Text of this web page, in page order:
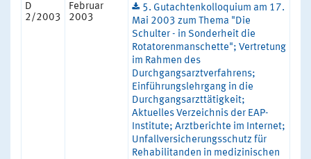
D
2/2003
Februar
2003
5. Gutachtenkolloquium am 17.
Mai 2003 zum Thema "Die
Schulter - in Sonderheit die
Rotatorenmanschette"; Vertretung
im Rahmen des
Durchgangsarztverfahrens;
Einführungslehrgang in die
Durchgangsarzttätigkeit;
Aktuelles Verzeichnis der EAP-
Institute; Arztberichte im Internet;
Unfallversicherungsschutz für
Rehabilitanden in medizinischen